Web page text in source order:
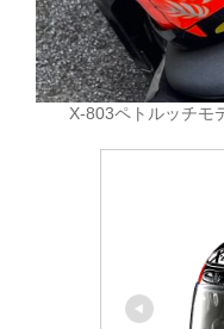
X-803ペトルッチモ